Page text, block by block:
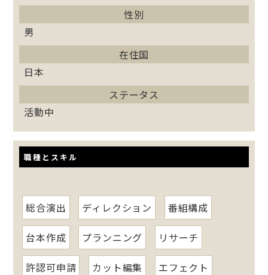
性別
男
在住国
日本
ステータス
活動中
職種とスキル
総合演出 ディレクション 番組構成
台本作成 プランニング リサーチ
許認可申請 カット編集 エフェクト